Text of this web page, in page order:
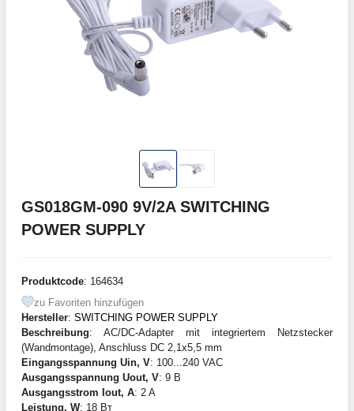
GS018GM-090 9V/2A SWITCHING
POWER SUPPLY
Produktcode: 164634
zu Favoriten hinzufügen
Hersteller: SWITCHING POWER SUPPLY
Beschreibung: AC/DC-Adapter mit integriertem Netzstecker
(Wandmontage), Anschluss DC 2,1x5,5 mm
Eingangsspannung Uin, V: 100...240 VAC
Ausgangsspannung Uout, V: 9 В
Ausgangsstrom Iout, A: 2 A
Leistung, W: 18 Вт